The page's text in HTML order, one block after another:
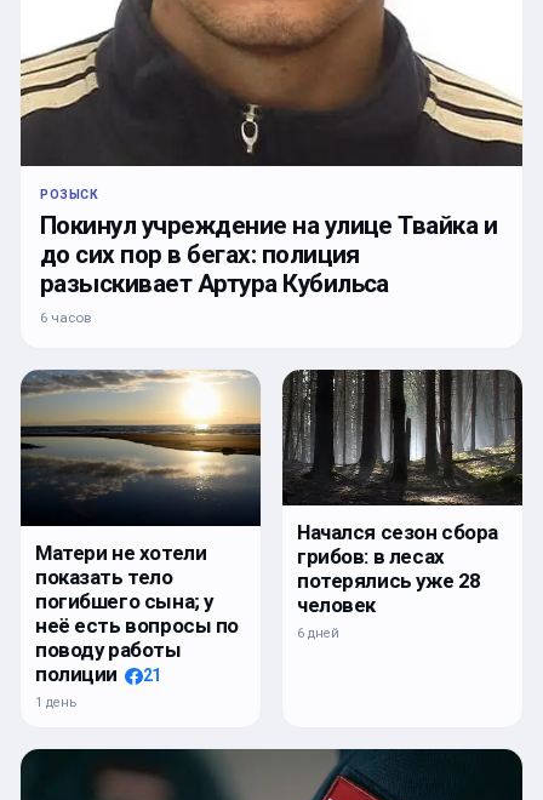
РОЗЫСК
Покинул учреждение на улице Твайка и
до сих пор в бегах: полиция
разыскивает Артура Кубильса
6 часов
Матери не хотели
показать тело
погибшего сына; у
неё есть вопросы по
поводу работы
полиции
21
1 день
Начался сезон сбора
грибов: в лесах
потерялись уже 28
человек
6 дней